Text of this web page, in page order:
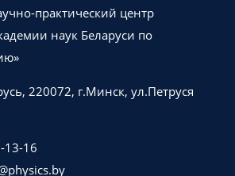
практический центр
наук Беларуси по
220072, г.Минск, ул.Петруся
13-16